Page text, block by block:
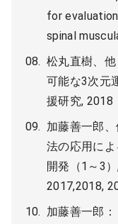
for
spinal
松丸直樹、
可能な3次元
援研究, 2018
加藤善一郎
法の応用に
開発（1～3
2017,2018,
加藤善一郎